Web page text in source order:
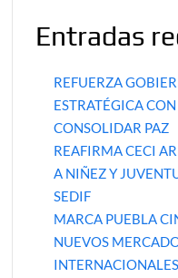
Entradas
REFUERZA
ESTRATÉGICA
CONSOLIDAR PAZ
REAFIRMA CECI
A NIÑEZ Y
SEDIF
MARCA PUEBLA
NUEVOS
INTERNACIONALES